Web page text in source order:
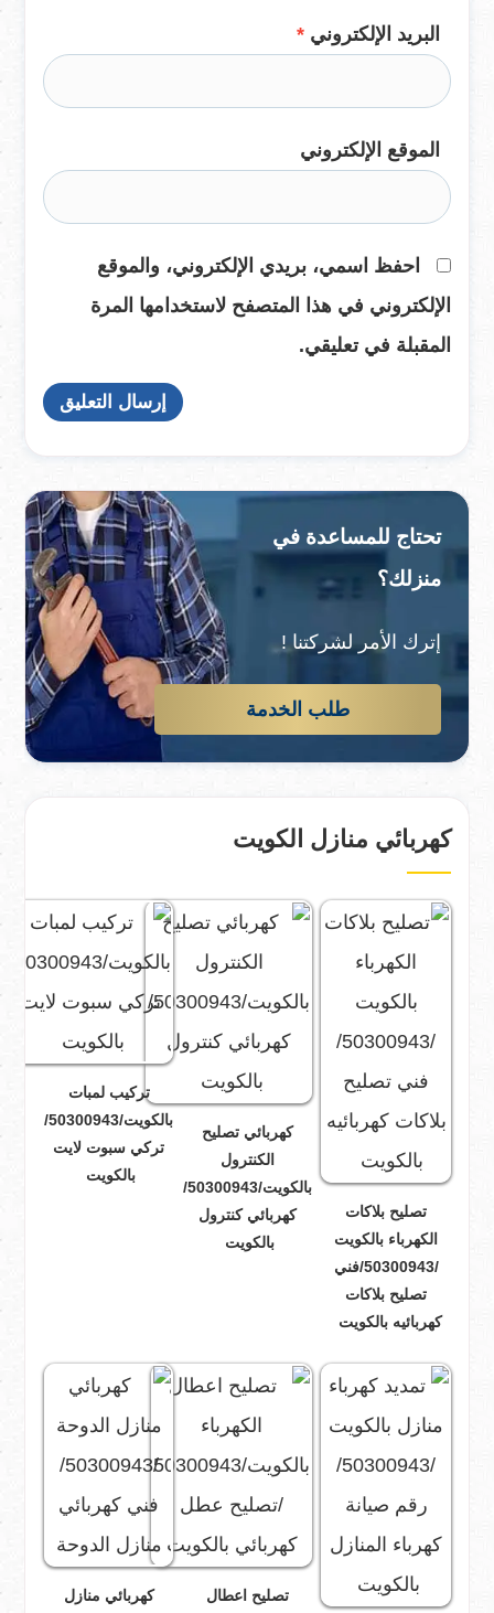
البريد الإلكتروني *
الموقع الإلكتروني
احفظ اسمي، بريدي الإلكتروني، والموقع
الإلكتروني في هذا المتصفح لاستخدامها المرة
المقبلة في تعليقي.
تحتاج للمساعدة في
منزلك؟
إترك الأمر لشركتنا !
طلب الخدمة
كهربائي منازل الكويت
تصليح بلاكات
الكهرباء بالكويت
/50300943/فني
تصليح بلاكات
كهربائيه بالكويت
كهربائي تصليح
الكنترول
بالكويت/50300943/
كهربائي كنترول
بالكويت
تركيب لمبات
بالكويت/50300943/
تركي سبوت لايت
بالكويت
تصليح اعطال
كهربائي منازل